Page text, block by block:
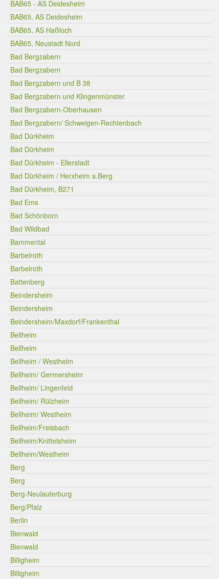
BAB65 - AS Deidesheim
BAB65, AS Deidesheim
BAB65, AS Haßloch
BAB65, Neustadt Nord
Bad Bergzabern
Bad Bergzabern
Bad Bergzabern und B 38
Bad Bergzabern und Klingenmünster
Bad Bergzabern-Oberhausen
Bad Bergzabern/ Schweigen-Rechtenbach
Bad Dürkheim
Bad Dürkheim
Bad Dürkheim - Ellerstadt
Bad Dürkheim / Herxheim a.Berg
Bad Dürkheim, B271
Bad Ems
Bad Schönborn
Bad Wildbad
Bammental
Barbelroth
Barbelroth
Battenberg
Beindersheim
Beindersheim
Beindersheim/Maxdorf/Frankenthal
Bellheim
Bellheim
Bellheim / Westheim
Bellheim/ Germersheim
Bellheim/ Lingenfeld
Bellheim/ Rülzheim
Bellheim/ Westheim
Bellheim/Freisbach
Bellheim/Knittelsheim
Bellheim/Westheim
Berg
Berg
Berg-Neulauterburg
Berg/Pfalz
Berlin
Bienwald
Bienwald
Billigheim
Billigheim